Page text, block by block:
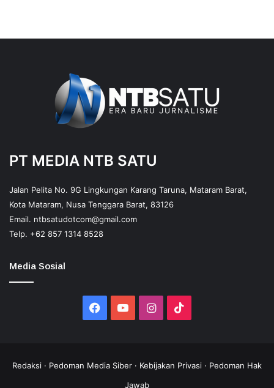
PT MEDIA NTB SATU
Jalan Pelita No. 9G Lingkungan Karang Taruna, Mataram Barat,
Kota Mataram, Nusa Tenggara Barat, 83126
Email. ntbsatudotcom@gmail.com
Telp. +62 857 1314 8528
Media Sosial
Facebook
YouTubeInstagram
Redaksi · Pedoman Media Siber · Kebijakan Privasi · Pedoman Hak
Jawab